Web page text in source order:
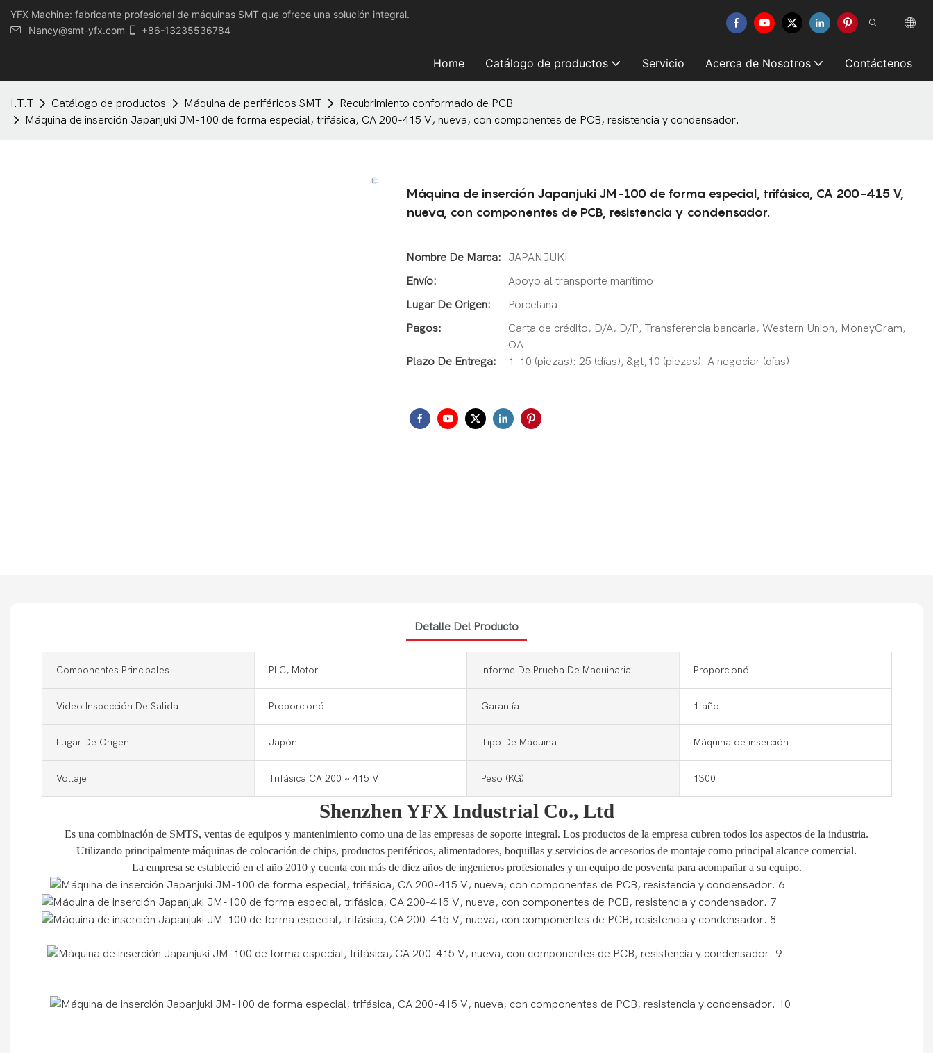
YFX Machine: fabricante profesional de máquinas SMT que ofrece una solución integral.
Nancy@smt-yfx.com
+86-13235536784
Home Catálogo de productos Servicio Acerca de Nosotros Contáctenos
I.T.T Catálogo de productos Máquina de periféricos SMT
Recubrimiento conformado de PCB
Máquina de inserción Japanjuki JM-100 de forma especial, trifásica, CA 200-415 V, nueva, con componentes de PCB, resistencia y condensador.
Máquina de inserción Japanjuki JM-100 de forma especial, trifásica, CA 200-415 V,
nueva, con componentes de PCB, resistencia y condensador.
Nombre De Marca:
JAPANJUKI
Envío:
Apoyo al transporte marítimo
Lugar De Origen:
Porcelana
Pagos:
Carta de crédito, D/A, D/P, Transferencia bancaria, Western Union, MoneyGram,
OA
Plazo De Entrega:
1-10 (piezas): 25 (días), &gt;10 (piezas): A negociar (días)
Detalle Del Producto
Componentes Principales PLC, Motor Informe De Prueba De Maquinaria Proporcionó
Video Inspección De Salida Proporcionó Garantía 1 año
Lugar De Origen Japón Tipo De Máquina Máquina de inserción
Voltaje Trifásica CA 200 ~ 415 V Peso (KG) 1300
Shenzhen YFX Industrial Co., Ltd
Es una combinación de SMTS, ventas de equipos y mantenimiento como una de las empresas de soporte integral. Los productos de la empresa cubren todos los aspectos de la industria.
Utilizando principalmente máquinas de colocación de chips, productos periféricos, alimentadores, boquillas y servicios de accesorios de montaje como principal alcance comercial.
La empresa se estableció en el año 2010 y cuenta con más de diez años de ingenieros profesionales y un equipo de posventa para acompañar a su equipo.